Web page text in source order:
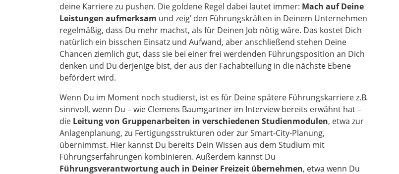
deine Karriere zu pushen. Die goldene Regel dabei lautet immer: Mach auf Deine
Leistungen aufmerksam und zeig’ den Führungskräften in Deinem Unternehmen
regelmäßig, dass Du mehr machst, als für Deinen Job nötig wäre. Das kostet Dich
natürlich ein bisschen Einsatz und Aufwand, aber anschließend stehen Deine
Chancen ziemlich gut, dass sie bei einer frei werdenden Führungsposition an Dich
denken und Du derjenige bist, der aus der Fachabteilung in die nächste Ebene
befördert wird.
Wenn Du im Moment noch studierst, ist es für Deine spätere Führungskarriere z.B.
sinnvoll, wenn Du – wie Clemens Baumgartner im Interview bereits erwähnt hat –
die Leitung von Gruppenarbeiten in verschiedenen Studienmodulen, etwa zur
Anlagenplanung, zu Fertigungsstrukturen oder zur Smart-City-Planung,
übernimmst. Hier kannst Du bereits Dein Wissen aus dem Studium mit
Führungserfahrungen kombinieren. Außerdem kannst Du
Führungsverantwortung auch in Deiner Freizeit übernehmen, etwa wenn Du